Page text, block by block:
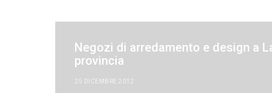
Negozi di arredamento e design a
provincia
25 DICEMBRE 2012